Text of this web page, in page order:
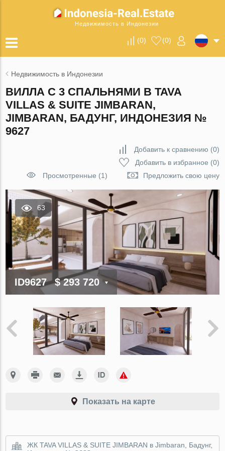
Недвижимость в Индонезии
(0) (0)
Недвижимость в Индонезии
ВИЛЛА С 3 СПАЛЬНЯМИ В TAVA
VILLAS & SUITE JIMBARAN,
JIMBARAN, БАДУНГ, ИНДОНЕЗИЯ №
9627
Добавить к сравнению (0)
Добавить в избранное (0)
Просмотренные (1)
Предложить свою цену
63
ID9627 $ 293 720
Показать на карте
ЖК TAVA VILLAS & SUITE JIMBARAN в Jimbaran, Бадунг,